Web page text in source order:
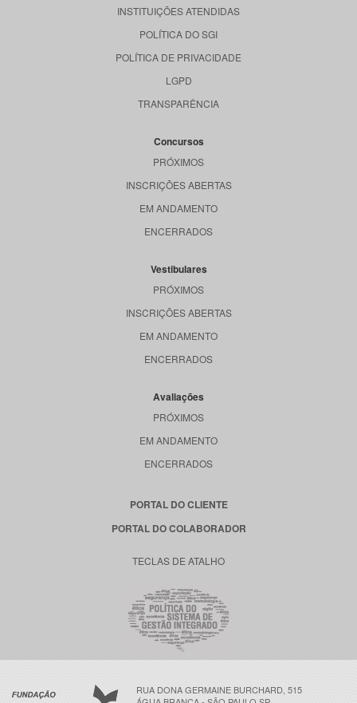
INSTITUIÇÕES ATENDIDAS
POLÍTICA DO SGI
POLÍTICA DE PRIVACIDADE
LGPD
TRANSPARÊNCIA
Concursos
PRÓXIMOS
INSCRIÇÕES ABERTAS
EM ANDAMENTO
ENCERRADOS
Vestibulares
PRÓXIMOS
INSCRIÇÕES ABERTAS
EM ANDAMENTO
ENCERRADOS
Avaliações
PRÓXIMOS
EM ANDAMENTO
ENCERRADOS
PORTAL DO CLIENTE
PORTAL DO COLABORADOR
TECLAS DE ATALHO
RUA DONA GERMAINE BURCHARD, 515